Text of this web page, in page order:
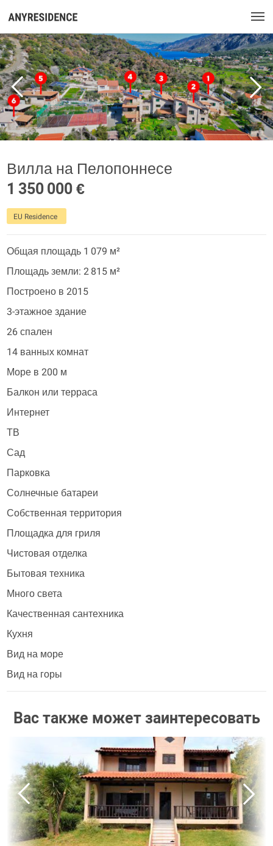
Вилла на Пелопоннесе
1 350 000 €
EU Residence
Общая площадь 1 079 м²
Площадь земли: 2 815 м²
Построено в 2015
3-этажное здание
26 спален
14 ванных комнат
Море в 200 м
Балкон или терраса
Интернет
ТВ
Сад
Парковка
Солнечные батареи
Собственная территория
Площадка для гриля
Чистовая отделка
Бытовая техника
Много света
Качественная сантехника
Кухня
Вид на море
Вид на горы
Вас также может заинтересовать